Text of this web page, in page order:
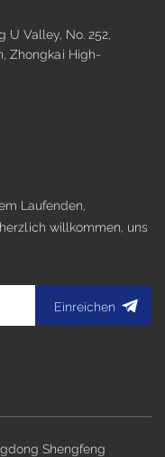
U Valley, No. 252,
Zhongkai High-
Laufenden,
willkommen, uns
Einreichen
Shengfeng